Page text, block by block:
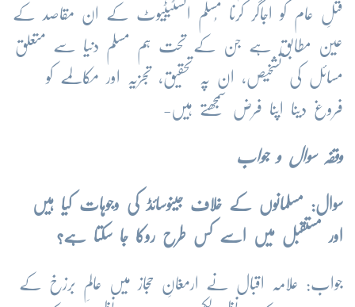
قتلِ عام کو اجاگر کرنا مُسلم انسٹیٹیوٹ کے ان مقاصد کے
عین مطابق ہے جن کے تحت ہم مسلم دنیا سے متعلق
مسائل کی تشخیص، ان پہ تحقیق، تجزیہ اور مکالمے کو
فروغ دینا اپنا فرض سمجھتے ہیں-
وقفہ سوال و جواب
سوال: مسلمانوں کے خلاف جینوسائڈ کی وجوہات کیا ہیں
اور مستقبل میں اسے کس طرح روکا جا سکتا ہے؟
جواب: علامہ اقبال نے ارمغانِ حجاز میں عالمِ برزخ کے